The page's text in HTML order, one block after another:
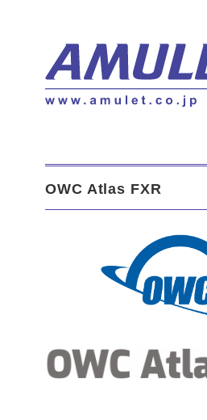
OWC Atlas FXR